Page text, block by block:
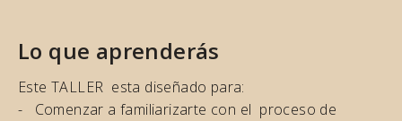
Lo que aprenderás
Este TALLER esta diseñado para:
- Comenzar a familiarizarte con el proceso de